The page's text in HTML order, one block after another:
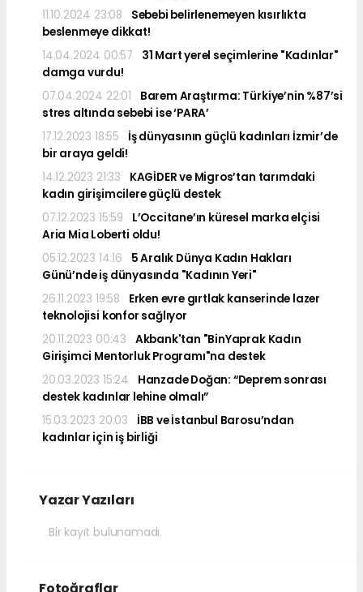
11.10.2024 23:08
Sebebi belirlenemeyen kısırlıkta
beslenmeye dikkat!
14.04.2024 00:57
31 Mart yerel seçimlerine "Kadınlar"
damga vurdu!
07.04.2024 22:01
Barem Araştırma: Türkiye’nin %87’si
stres altında sebebi ise ‘PARA’
17.12.2023 18:55
İş dünyasının güçlü kadınları İzmir’de
bir araya geldi!
14.12.2023 21:33
KAGİDER ve Migros’tan tarımdaki
kadın girişimcilere güçlü destek
07.12.2023 15:59
L’Occitane’ın küresel marka elçisi
Aria Mia Loberti oldu!
05.12.2023 14:16
5 Aralık Dünya Kadın Hakları
Günü’nde iş dünyasında "Kadının Yeri"
26.11.2023 19:58
Erken evre gırtlak kanserinde lazer
teknolojisi konfor sağlıyor
20.11.2023 00:43
Akbank'tan "BinYaprak Kadın
Girişimci Mentorluk Programı"na destek
20.03.2023 15:24
Hanzade Doğan: “Deprem sonrası
destek kadınlar lehine olmalı”
15.03.2023 20:03
İBB ve İstanbul Barosu’ndan
kadınlar için iş birliği
Yazar Yazıları
Bir kayıt bulunamadı.